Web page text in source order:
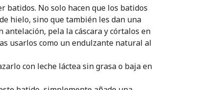
batidos. No solo hacen que los batidos
hielo, sino que también les dan una
pela la cáscara y córtalos en
usarlos como un endulzante natural al
con leche láctea sin grasa o baja en